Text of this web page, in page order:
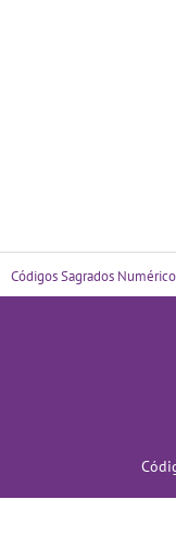
Códigos Sagrados